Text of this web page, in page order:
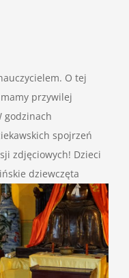
O tej
przywilej
godzinach
spojrzeń
zdjęciowych! Dzieci
dziewczęta